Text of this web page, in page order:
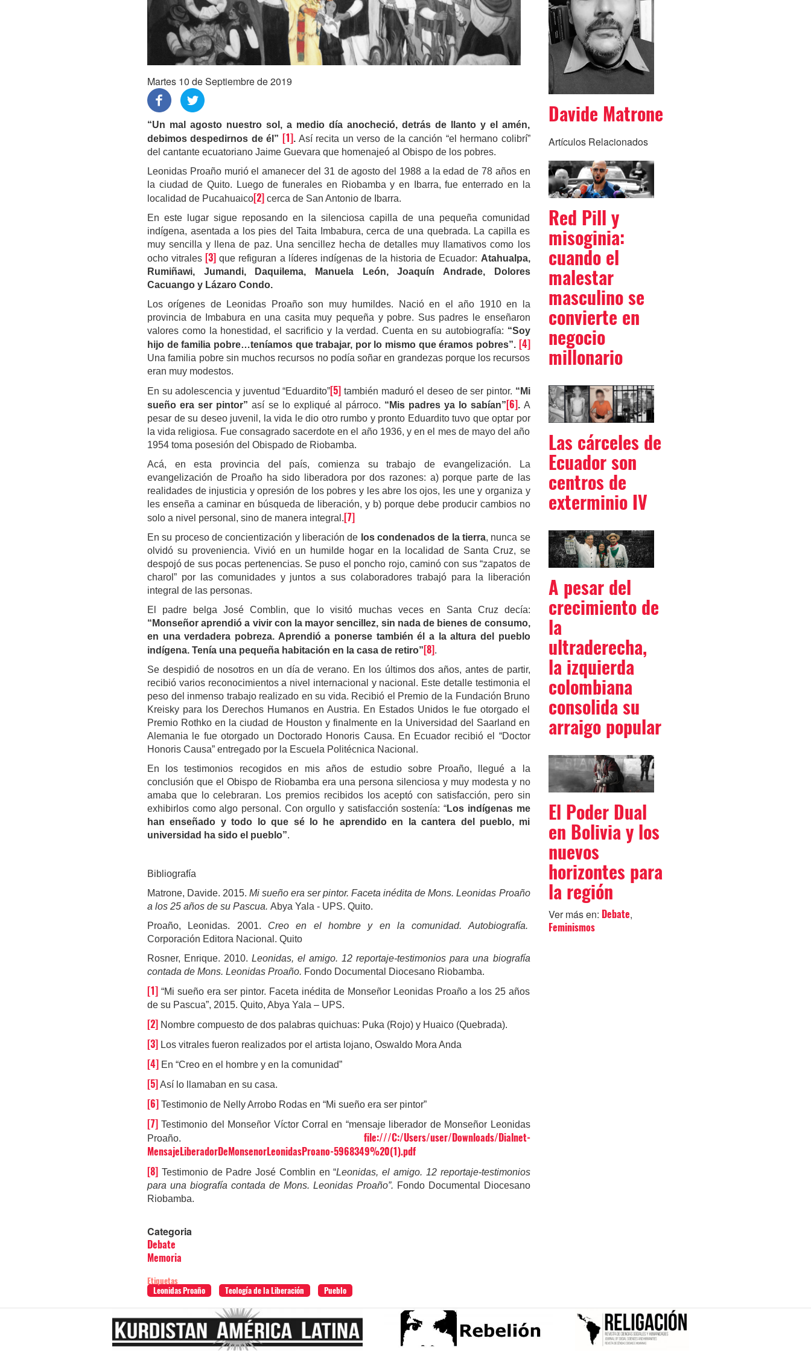
Martes 10 de Septiembre de 2019
“Un mal agosto nuestro sol, a medio día anocheció, detrás de llanto y el amén,
debimos despedirnos de él” [1]. Así recita un verso de la canción “el hermano colibrí”
del cantante ecuatoriano Jaime Guevara que homenajeó al Obispo de los pobres.
Leonidas Proaño murió el amanecer del 31 de agosto del 1988 a la edad de 78 años en
la ciudad de Quito. Luego de funerales en Riobamba y en Ibarra, fue enterrado en la
localidad de Pucahuaico[2] cerca de San Antonio de Ibarra.
En este lugar sigue reposando en la silenciosa capilla de una pequeña comunidad
indígena, asentada a los pies del Taita Imbabura, cerca de una quebrada. La capilla es
muy sencilla y llena de paz. Una sencillez hecha de detalles muy llamativos como los
ocho vitrales [3] que refiguran a líderes indígenas de la historia de Ecuador: Atahualpa,
Rumiñawi, Jumandi, Daquilema, Manuela León, Joaquín Andrade, Dolores
Cacuango y Lázaro Condo.
Los orígenes de Leonidas Proaño son muy humildes. Nació en el año 1910 en la
provincia de Imbabura en una casita muy pequeña y pobre. Sus padres le enseñaron
valores como la honestidad, el sacrificio y la verdad. Cuenta en su autobiografía: “Soy
hijo de familia pobre…teníamos que trabajar, por lo mismo que éramos pobres”. [4]
Una familia pobre sin muchos recursos no podía soñar en grandezas porque los recursos
eran muy modestos.
En su adolescencia y juventud “Eduardito”[5] también maduró el deseo de ser pintor. “Mi
sueño era ser pintor”así se lo expliqué al párroco. “Mis padres ya lo sabían”[6]. A
pesar de su deseo juvenil, la vida le dio otro rumbo y pronto Eduardito tuvo que optar por
la vida religiosa. Fue consagrado sacerdote en el año 1936, y en el mes de mayo del año
1954 toma posesión del Obispado de Riobamba.
Acá, en esta provincia del país, comienza su trabajo de evangelización.
La
evangelización de Proaño ha sido liberadora por dos razones: a) porque parte de las
realidades de injusticia y opresión de los pobres y les abre los ojos, les une y organiza y
les enseña a caminar en búsqueda de liberación, y b) porque debe producir cambios no
solo a nivel personal, sino de manera integral.[7]
En su proceso de concientización y liberación de los condenados de la tierra, nunca se
olvidó su proveniencia. Vivió en un humilde hogar en la localidad de Santa Cruz, se
despojó de sus pocas pertenencias. Se puso el poncho rojo, caminó con sus “zapatos de
charol” por las comunidades y juntos a sus colaboradores trabajó para la liberación
integral de las personas.
El padre belga José Comblin, que lo visitó muchas veces en Santa Cruz decía:
“Monseñor aprendió a vivir con la mayor sencillez, sin nada de bienes de consumo,
en una verdadera pobreza. Aprendió a ponerse también él a la altura del pueblo
indígena. Tenía una pequeña habitación en la casa de retiro”[8].
Se despidió de nosotros en un día de verano. En los últimos dos años, antes de partir,
recibió varios reconocimientos a nivel internacional y nacional. Este detalle testimonia el
peso del inmenso trabajo realizado en su vida. Recibió el Premio de la Fundación Bruno
Kreisky para los Derechos Humanos en Austria. En Estados Unidos le fue otorgado el
Premio Rothko en la ciudad de Houston y finalmente en la Universidad del Saarland en
Alemania le fue otorgado un Doctorado Honoris Causa. En Ecuador recibió el “Doctor
Honoris Causa” entregado por la Escuela Politécnica Nacional.
En los testimonios recogidos en mis años de estudio sobre Proaño, llegué a la
conclusión que el Obispo de Riobamba era una persona silenciosa y muy modesta y no
amaba que lo celebraran. Los premios recibidos los aceptó con satisfacción, pero sin
exhibirlos como algo personal. Con orgullo y satisfacción sostenía: “Los indígenas me
han enseñado y todo lo que sé lo he aprendido en la cantera del pueblo, mi
universidad ha sido el pueblo”.
Bibliografía
Matrone, Davide. 2015.Mi sueño era ser pintor. Faceta inédita de Mons. Leonidas Proaño
a los 25 años de su Pascua. Abya Yala - UPS. Quito.
Proaño, Leonidas. 2001. Creo en el hombre y en la comunidad. Autobiografía.
Corporación Editora Nacional. Quito
Rosner, Enrique. 2010.Leonidas, el amigo. 12 reportaje-testimonios para una biografía
contada de Mons. Leonidas Proaño. Fondo Documental Diocesano Riobamba.
[1] “Mi sueño era ser pintor. Faceta inédita de Monseñor Leonidas Proaño a los 25 años
de su Pascua”, 2015. Quito, Abya Yala – UPS.
[2] Nombre compuesto de dos palabras quichuas: Puka (Rojo) y Huaico (Quebrada).
[3] Los vitrales fueron realizados por el artista lojano, Oswaldo Mora Anda
[4] En “Creo en el hombre y en la comunidad”
[5] Así lo llamaban en su casa.
[6] Testimonio de Nelly Arrobo Rodas en “Mi sueño era ser pintor”
[7] Testimonio del Monseñor Víctor Corral en “mensaje liberador de Monseñor Leonidas
Proaño. file:///C:/Users/user/Downloads/Dialnet-
MensajeLiberadorDeMonsenorLeonidasProano-5968349%20(1).pdf
[8] Testimonio de Padre José Comblin en “Leonidas, el amigo. 12 reportaje-testimonios
para una biografía contada de Mons. Leonidas Proaño”. Fondo Documental Diocesano
Riobamba.
Categoria
Debate
Memoria
Etiquetas
Leonidas Proaño
Teología de la Liberación Pueblo
Davide Matrone
Artículos Relacionados
Red Pill y
misoginia:
cuando el
malestar
masculino se
convierte en
negocio
millonario
Las cárceles de
Ecuador son
centros de
exterminio IV
A pesar del
crecimiento de
la
ultraderecha,
la izquierda
colombiana
consolida su
arraigo popular
El Poder Dual
en Bolivia y los
nuevos
horizontes para
la región
Ver más en: Debate,
Feminismos